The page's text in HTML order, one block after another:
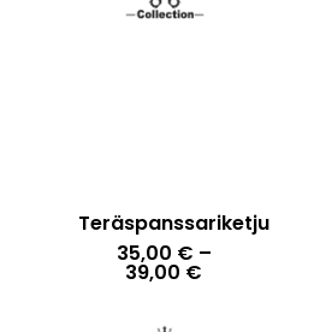
Teräspanssariketju
35,00 € –
39,00 €